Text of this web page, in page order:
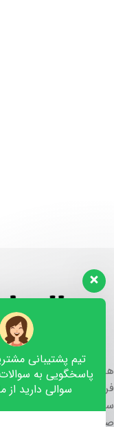
فروش تجهیزات
سیستم ها کامپیوتری
صورت آنلاین
تیم پشتیبانی
پاسخگویی به
سوالی دارید از